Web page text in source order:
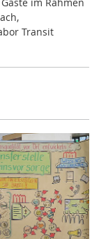
Transit